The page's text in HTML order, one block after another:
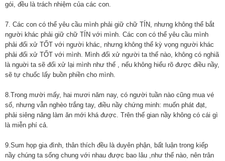
gói, đều là trách nhiệm của các con.
7. Các con có thể yêu cầu mình phải giữ chữ TÍN, nhưng không thể bắt
người khác phải giữ chữ TÍN với mình. Các con có thể yêu cầu mình
phải đối xử TỐT với người khác, nhưng không thể kỳ vọng người khác
phải đối xử TỐT với mình. Mình đối xử người ta thế nào, không có nghiã
là nguời ta sẽ đối xử lại mình như thế , nếu không hiểu rõ được điều nầy,
sẽ tự chuốc lấy buồn phiền cho mình.
8.Trong mười mấy, hai mươi năm nay, có người tuần nào cũng mua vé
số, nhưng vẫn nghèo trắng tay, điều nầy chứng minh: muốn phát đạt,
phải siêng năng làm ăn mới khá được. Trên thế gian nầy không có cái gì
là miễn phí cả.
9.Sum họp gia đình, thân thích đều là duyên phận, bất luận trong kiếp
nầy chúng ta sống chung với nhau được bao lâu ,như thế nào, nên trân